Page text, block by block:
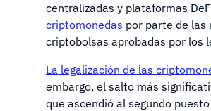
centralizadas y plataformas
criptomonedas por parte de las
criptobolsas aprobadas por los
La legalización de las
embargo, el salto más
que ascendió al segundo